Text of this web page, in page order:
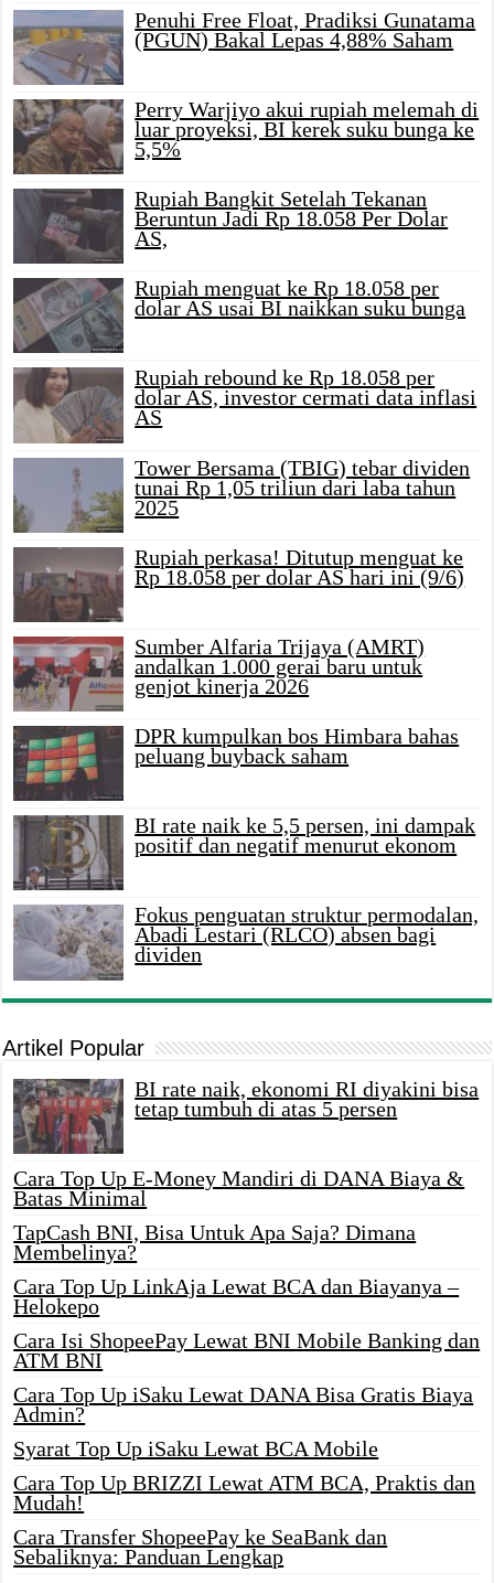
Penuhi Free Float, Pradiksi Gunatama
(PGUN) Bakal Lepas 4,88% Saham
Perry Warjiyo akui rupiah melemah di
luar proyeksi, BI kerek suku bunga ke
5,5%
Rupiah Bangkit Setelah Tekanan
Beruntun Jadi Rp 18.058 Per Dolar
AS,
Rupiah menguat ke Rp 18.058 per
dolar AS usai BI naikkan suku bunga
Rupiah rebound ke Rp 18.058 per
dolar AS, investor cermati data inflasi
AS
Tower Bersama (TBIG) tebar dividen
tunai Rp 1,05 triliun dari laba tahun
2025
Rupiah perkasa! Ditutup menguat ke
Rp 18.058 per dolar AS hari ini (9/6)
Sumber Alfaria Trijaya (AMRT)
andalkan 1.000 gerai baru untuk
genjot kinerja 2026
DPR kumpulkan bos Himbara bahas
peluang buyback saham
BI rate naik ke 5,5 persen, ini dampak
positif dan negatif menurut ekonom
Fokus penguatan struktur permodalan,
Abadi Lestari (RLCO) absen bagi
dividen
Artikel Popular
BI rate naik, ekonomi RI diyakini bisa
tetap tumbuh di atas 5 persen
Cara Top Up E-Money Mandiri di DANA Biaya &
Batas Minimal
TapCash BNI, Bisa Untuk Apa Saja? Dimana
Membelinya?
Cara Top Up LinkAja Lewat BCA dan Biayanya –
Helokepo
Cara Isi ShopeePay Lewat BNI Mobile Banking dan
ATM BNI
Cara Top Up iSaku Lewat DANA Bisa Gratis Biaya
Admin?
Syarat Top Up iSaku Lewat BCA Mobile
Cara Top Up BRIZZI Lewat ATM BCA, Praktis dan
Mudah!
Cara Transfer ShopeePay ke SeaBank dan
Sebaliknya: Panduan Lengkap